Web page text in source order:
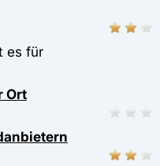
es für
Ort